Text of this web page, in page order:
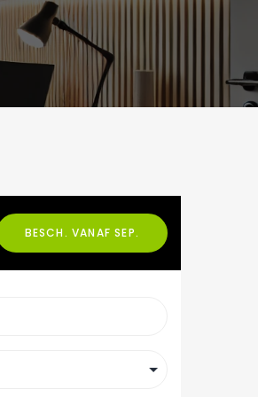
BESCH. VANAF SEP.